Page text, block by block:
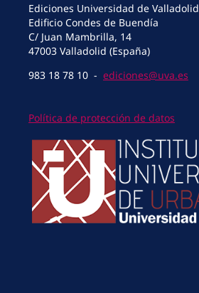
Ediciones Universidad de Valladolid
Edificio Condes de Buendía
C/ Juan Mambrilla, 14
47003 Valladolid (España)
983 18 78 10 - ediciones@uva.es
Política de protección de datos